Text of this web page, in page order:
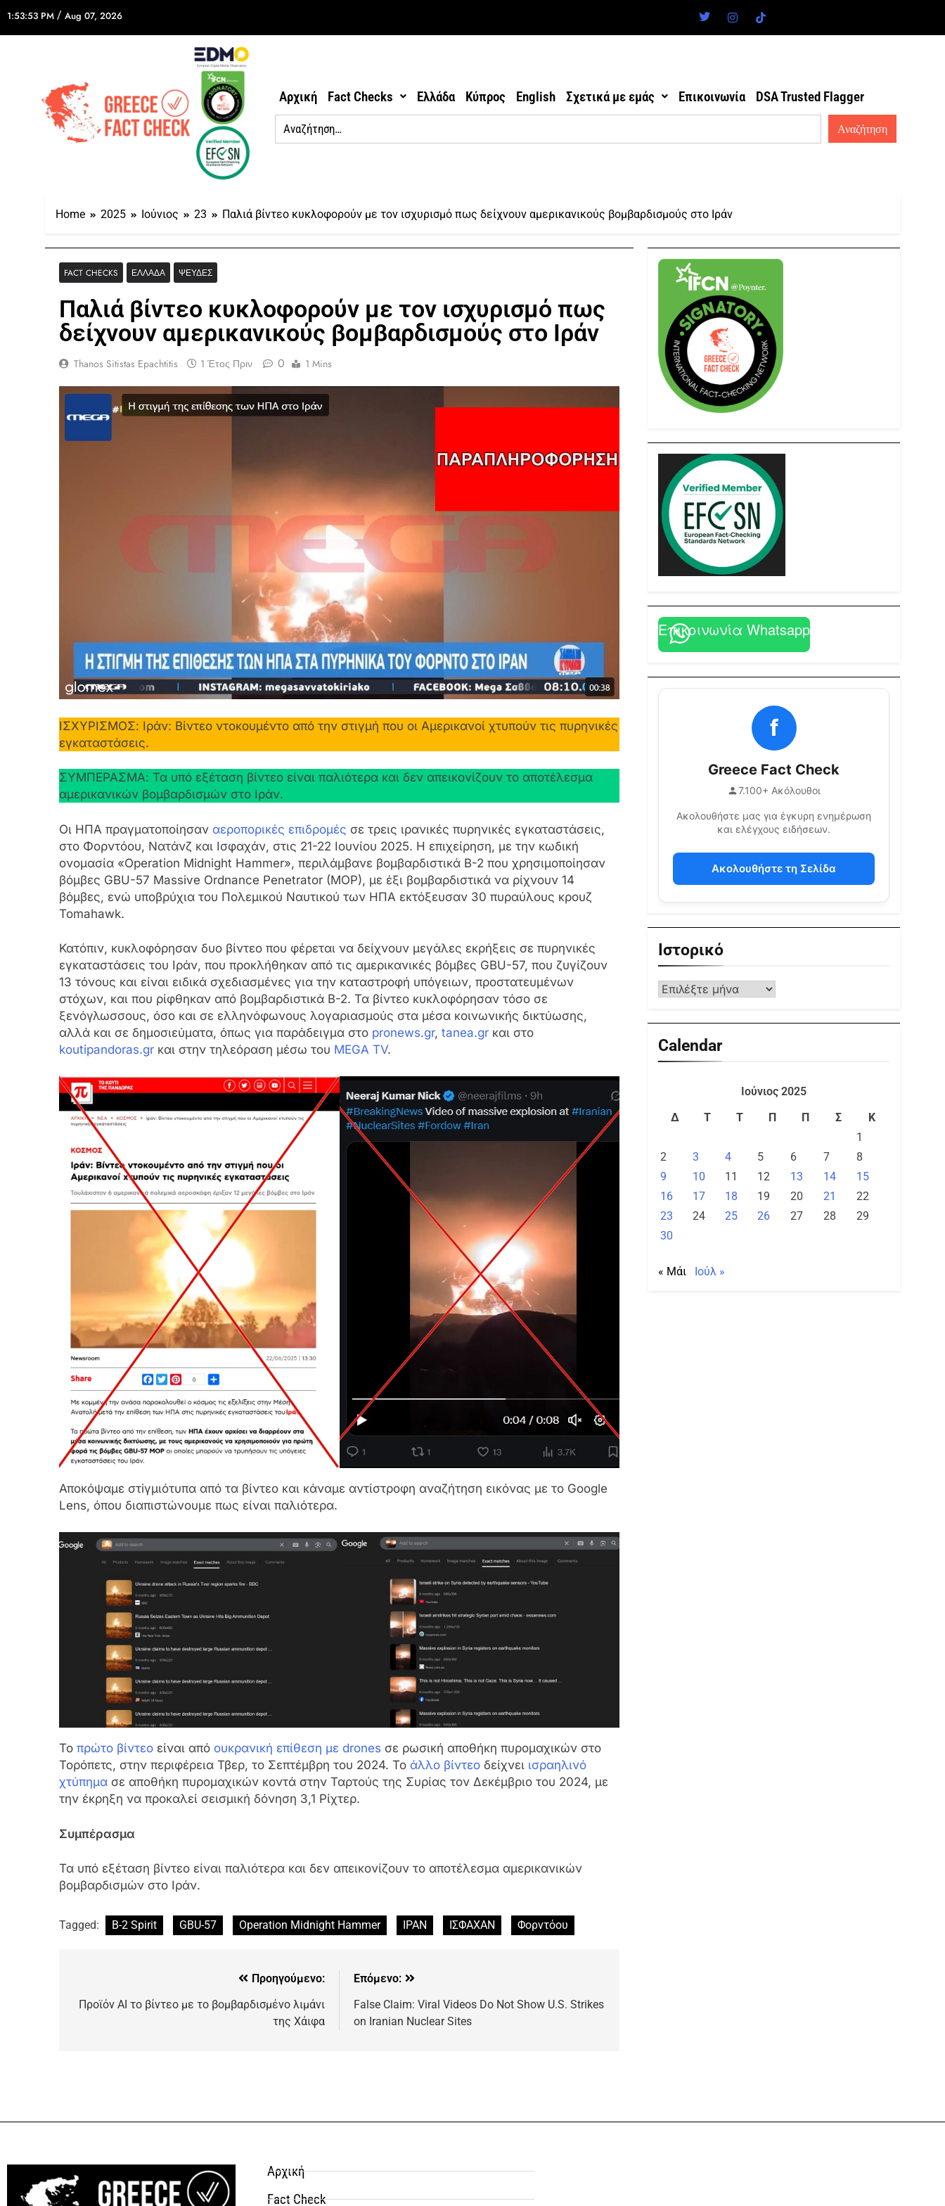
1:53:53 PM / Aug 07, 2026
Αρχική Fact Checks Ελλάδα Κύπρος English Σχετικά με εμάς Επικοινωνία DSA Trusted Flagger
Home 2025 Ιούνιος 23 Παλιά βίντεο κυκλοφορούν με τον ισχυρισμό πως δείχνουν αμερικανικούς βομβαρδισμούς στο Ιράν
FACT CHECKS ΕΛΛΆΔΑ ΨΕΥΔΈΣ
Παλιά βίντεο κυκλοφορούν με τον ισχυρισμό πως
δείχνουν αμερικανικούς βομβαρδισμούς στο Ιράν
Thanos Sitistas Epachtitis 1 Έτος Πριν 0 1 Mins
ΙΣΧΥΡΙΣΜΟΣ: Ιράν: Βίντεο ντοκουμέντο από την στιγμή που οι Αμερικανοί χτυπούν τις πυρηνικές
εγκαταστάσεις.
ΣΥΜΠΕΡΑΣΜΑ: Τα υπό εξέταση βίντεο είναι παλιότερα και δεν απεικονίζουν το αποτέλεσμα
αμερικανικών βομβαρδισμών στο Ιράν.
Οι ΗΠΑ πραγματοποίησαν αεροπορικές επιδρομές σε τρεις ιρανικές πυρηνικές εγκαταστάσεις,
στο Φορντόου, Νατάνζ και Ισφαχάν, στις 21-22 Ιουνίου 2025. Η επιχείρηση, με την κωδική
ονομασία «Operation Midnight Hammer», περιλάμβανε βομβαρδιστικά B-2 που χρησιμοποίησαν
βόμβες GBU-57 Massive Ordnance Penetrator (MOP), με έξι βομβαρδιστικά να ρίχνουν 14
βόμβες, ενώ υποβρύχια του Πολεμικού Ναυτικού των ΗΠΑ εκτόξευσαν 30 πυραύλους κρουζ
Tomahawk.
Κατόπιν, κυκλοφόρησαν δυο βίντεο που φέρεται να δείχνουν μεγάλες εκρήξεις σε πυρηνικές
εγκαταστάσεις του Ιράν, που προκλήθηκαν από τις αμερικανικές βόμβες GBU-57, που ζυγίζουν
13 τόνους και είναι ειδικά σχεδιασμένες για την καταστροφή υπόγειων, προστατευμένων
στόχων, και που ρίφθηκαν από βομβαρδιστικά B-2. Τα βίντεο κυκλοφόρησαν τόσο σε
ξενόγλωσσους, όσο και σε ελληνόφωνους λογαριασμούς στα μέσα κοινωνικής δικτύωσης,
αλλά και σε δημοσιεύματα, όπως για παράδειγμα στο pronews.gr, tanea.gr και στο
koutipandoras.gr και στην τηλεόραση μέσω του MEGA TV.
Αποκόψαμε στiγμιότυπα από τα βίντεο και κάναμε αντίστροφη αναζήτηση εικόνας με το Google
Lens, όπου διαπιστώνουμε πως είναι παλιότερα.
Το πρώτο βίντεο είναι από ουκρανική επίθεση με drones σε ρωσική αποθήκη πυρομαχικών στο
Τορόπετς, στην περιφέρεια Τβερ, το Σεπτέμβρη του 2024. Το άλλο βίντεο δείχνει ισραηλινό
χτύπημα σε αποθήκη πυρομαχικών κοντά στην Ταρτούς της Συρίας τον Δεκέμβριο του 2024, με
την έκρηξη να προκαλεί σεισμική δόνηση 3,1 Ρίχτερ.
Συμπέρασμα
Τα υπό εξέταση βίντεο είναι παλιότερα και δεν απεικονίζουν το αποτέλεσμα αμερικανικών
βομβαρδισμών στο Ιράν.
Tagged: B-2 Spirit GBU-57 Operation Midnight Hammer ΙΡΑΝ ΙΣΦΑΧΑΝ Φορντόου
Προηγούμενο:
Προϊόν AI το βίντεο με το βομβαρδισμένο λιμάνι
της Χάιφα
Επόμενο:
False Claim: Viral Videos Do Not Show U.S. Strikes
on Iranian Nuclear Sites
Επικοινωνία Whatsapp
f
Greece Fact Check
7.100+ Ακόλουθοι
Ακολουθήστε μας για έγκυρη ενημέρωση
και ελέγχους ειδήσεων.
Ακολουθήστε τη Σελίδα
Ιστορικό
Calendar
Ιούνιος 2025
Δ
Τ Τ Π Π Σ
Κ
1
2
3 4 5 6 7
8
9
10 11 12 13 14
15
16
17 18 19 20 21
22
23
24 25 26 27 28
29
30
« Μάι Ιούλ »
Αρχική
Fact Check